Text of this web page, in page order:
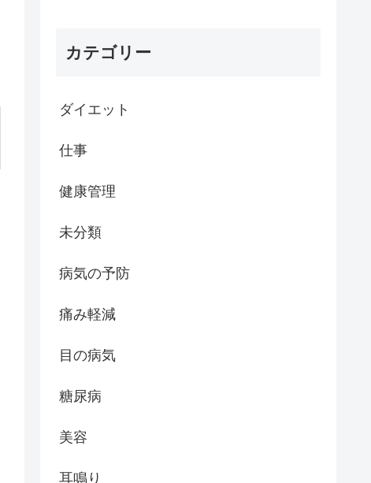
カテゴリー
ダイエット
仕事
健康管理
未分類
病気の予防
痛み軽減
目の病気
糖尿病
美容
耳鳴り